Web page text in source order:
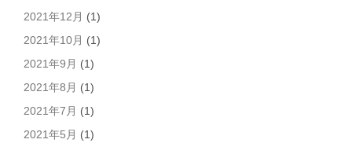
2021年12月 (1)
2021年10月 (1)
2021年9月 (1)
2021年8月 (1)
2021年7月 (1)
2021年5月 (1)